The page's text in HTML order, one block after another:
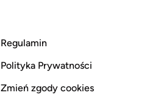
Regulamin
Polityka Prywatności
Zmień zgody cookies